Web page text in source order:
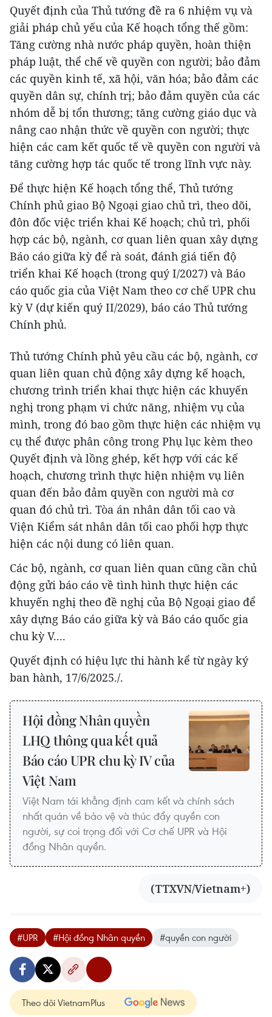
Quyết định của Thủ tướng đề ra 6 nhiệm vụ và
giải pháp chủ yếu của Kế hoạch tổng thế gồm:
Tăng cường nhà nước pháp quyền, hoàn thiện
pháp luật, thể chế về quyền con người; bảo đảm
các quyền kinh tế, xã hội, văn hóa; bảo đảm các
quyền dân sự, chính trị; bảo đảm quyền của các
nhóm dễ bị tổn thương; tăng cường giáo dục và
nâng cao nhận thức về quyền con người; thực
hiện các cam kết quốc tế về quyền con người và
tăng cường hợp tác quốc tế trong lĩnh vực này.
Để thực hiện Kế hoạch tổng thể, Thủ tướng
Chính phủ giao Bộ Ngoại giao chủ trì, theo dõi,
đôn đốc việc triển khai Kế hoạch; chủ trì, phối
hợp các bộ, ngành, cơ quan liên quan xây dựng
Báo cáo giữa kỳ để rà soát, đánh giá tiến độ
triển khai Kế hoạch (trong quý I/2027) và Báo
cáo quốc gia của Việt Nam theo cơ chế UPR chu
kỳ V (dự kiến quý II/2029), báo cáo Thủ tướng
Chính phủ.
Thủ tướng Chính phủ yêu cầu các bộ, ngành, cơ
quan liên quan chủ động xây dựng kế hoạch,
chương trình triển khai thực hiện các khuyến
nghị trong phạm vi chức năng, nhiệm vụ của
mình, trong đó bao gồm thực hiện các nhiệm vụ
cụ thể được phân công trong Phụ lục kèm theo
Quyết định và lồng ghép, kết hợp với các kế
hoạch, chương trình thực hiện nhiệm vụ liên
quan đến bảo đảm quyền con người mà cơ
quan đó chủ trì. Tòa án nhân dân tối cao và
Viện Kiểm sát nhân dân tối cao phối hợp thực
hiện các nội dung có liên quan.
Các bộ, ngành, cơ quan liên quan cũng cần chủ
động gửi báo cáo về tình hình thực hiện các
khuyến nghị theo đề nghị của Bộ Ngoại giao để
xây dựng Báo cáo giữa kỳ và Báo cáo quốc gia
chu kỳ V....
Quyết định có hiệu lực thi hành kể từ ngày ký
ban hành, 17/6/2025./.
Hội đồng Nhân quyền
LHQ thông qua kết quả
Báo cáo UPR chu kỳ IV của
Việt Nam
Việt Nam tái khẳng định cam kết và chính sách
nhất quán về bảo vệ và thúc đẩy quyền con
người, sự coi trọng đối với Cơ chế UPR và Hội
đồng Nhân quyền.
(TTXVN/Vietnam+)
#UPR #Hội đồng Nhân quyền #quyền con người
Theo dõi VietnamPlus